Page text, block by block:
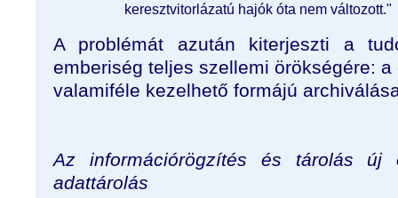
keresztvitorlázatú hajók óta nem változott."
A problémát azután kiterjeszti a
emberiség teljes szellemi örökségére:
valamiféle kezelhető formájú
Az információrögzítés és tárolás új
adattárolás